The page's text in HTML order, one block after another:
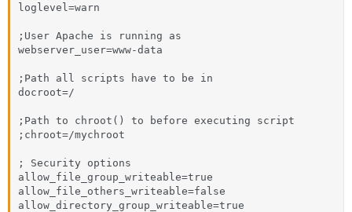
loglevel=warn
;User Apache is running as
webserver_user=www-data
;Path all scripts have to be in
docroot=/
;Path to chroot() to before executing script
;chroot=/mychroot
; Security options
allow_file_group_writeable=true
allow_file_others_writeable=false
allow_directory_group_writeable=true